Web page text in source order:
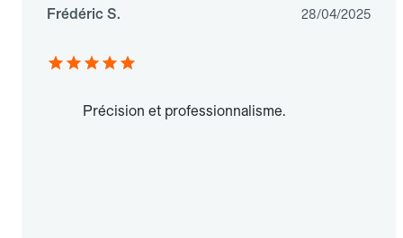
Frédéric S. 28/04/2025
Précision et professionnalisme.